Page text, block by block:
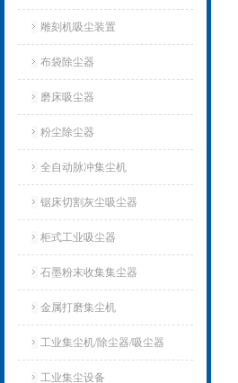
雕刻机吸尘装置
布袋除尘器
磨床吸尘器
粉尘除尘器
全自动脉冲集尘机
锯床切割灰尘吸尘器
柜式工业吸尘器
石墨粉末收集集尘器
金属打磨集尘机
工业集尘机/除尘器/吸尘器
工业集尘设备